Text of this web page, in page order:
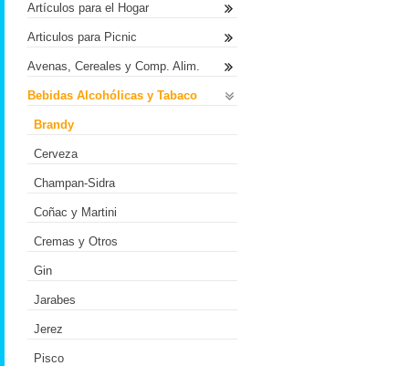
Artículos para el Hogar
Articulos para Picnic
Avenas, Cereales y Comp. Alim.
Bebidas Alcohólicas y Tabaco
Brandy
Cerveza
Champan-Sidra
Coñac y Martini
Cremas y Otros
Gin
Jarabes
Jerez
Pisco